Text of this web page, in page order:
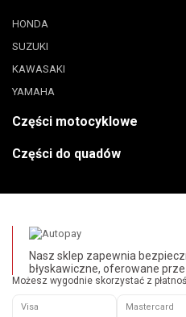
HONDA
SUZUKI
KAWASAKI
YAMAHA
Części motocyklowe
Części do quadów
Nasz sklep zapewnia
błyskawiczne, oferowane
Możesz wygodnie skorzystać z
Visa Mastercard